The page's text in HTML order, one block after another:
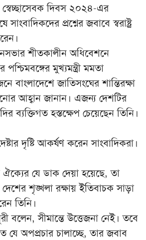
স্বেচ্ছাসেবক দিবস ২০২৪-এর
সাংবাদিকদের প্রশ্নের জবাবে স্বরাষ্ট্র
শীতকালীন অধিবেশনে
পশ্চিমবঙ্গের মুখ্যমন্ত্রী মমতা
বাংলাদেশে জাতিসংঘের শান্তিরক্ষা
আহ্বান জানান। এজন্য দেশটির
ব্যক্তিগত হস্তক্ষেপ চেয়েছেন তিনি।
দৃষ্টি আকর্ষণ করেন সাংবাদিকরা।
যে ডাক দেয়া হয়েছে, তা
দেশের শৃঙ্খলা রক্ষায় ইতিবাচক সাড়া
তিনি।
বলেন, সীমান্তে উত্তেজনা নেই। তবে
যে অপপ্রচার চালাচ্ছে, তার জবাব